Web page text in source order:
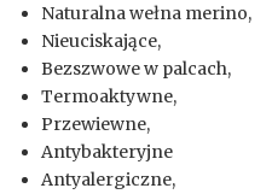
Naturalna wełna merino,
Nieuciskające,
Bezszwowe w palcach,
Termoaktywne,
Przewiewne,
Antybakteryjne
Antyalergiczne,